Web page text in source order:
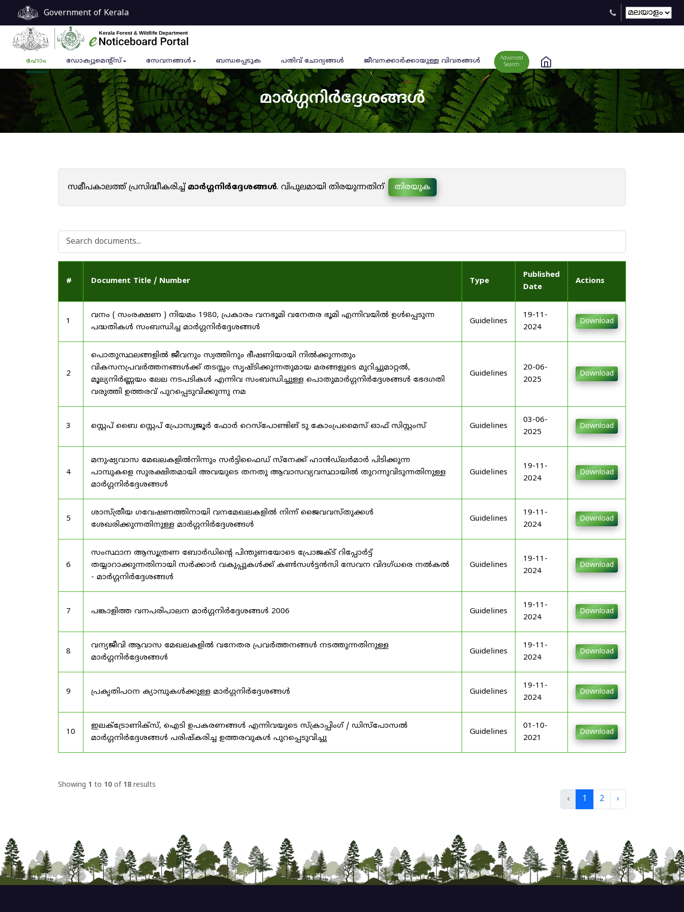
Government of Kerala
ഹോം ഡോക്യുമെൻ്റ്സ് സേവനങ്ങൾ ബന്ധപ്പെടുക പതിവ് ചോദ്യങ്ങൾ ജീവനക്കാര്‍ക്കായുള്ള വിവരങ്ങള്‍
Advanced
Search
മാർഗ്ഗനിർദ്ദേശങ്ങൾ
സമീപകാലത്ത് പ്രസിദ്ധീകരിച്ച്മാർഗ്ഗനിർദ്ദേശങ്ങൾ. വിപുലമായി തിരയുന്നതിന് തിരയുക
# Document Title / Number Type
Published
Date
Actions
1
വനം ( സംരക്ഷണ ) നിയമം 1980, പ്രകാരം വനഭൂമി വനേതര ഭൂമി എന്നിവയിൽ ഉൾപ്പെടുന്ന
പദ്ധതികൾ സംബന്ധിച്ച മാർഗ്ഗനിർദ്ദേശങ്ങൾ
Guidelines
19-11-
2024
Download
2
പൊതുസ്ഥലങ്ങളിൽ ജീവനും സ്വത്തിനും ഭീഷണിയായി നിൽക്കുന്നതും
വികസനപ്രവർത്തനങ്ങൾക്ക് തടസ്സം സൃഷ്ടിക്കുന്നതുമായ മരങ്ങളുടെ മുറിച്ചുമാറ്റൽ,
മൂല്യനിർണ്ണയം ലേല നടപടികൾ എന്നിവ സംബന്ധിച്ചുള്ള പൊതുമാർഗ്ഗനിർദ്ദേശങ്ങൾ ഭേദഗതി
വരുത്തി ഉത്തരവ് പുറപ്പെടുവിക്കുന്നു നമ
Guidelines
20-06-
2025
Download
3 സ്റ്റെപ് ബൈ സ്റ്റെപ് പ്രോസുജൂർ ഫോർ റെസ്‌പോണ്ടിങ് ടു കോംപ്രമൈസ് ഓഫ് സിസ്റ്റംസ് Guidelines
03-06-
2025
Download
4
മനുഷ്യവാസ മേഖലകളിൽനിന്നും സർട്ടിഫൈഡ് സ്നേക്ക് ഹാൻഡ്‌ലർമാർ പിടിക്കുന്ന
പാമ്പുകളെ സുരക്ഷിതമായി അവയുടെ തനതു ആവാസവ്യവസ്ഥായിൽ തുറന്നുവിടുന്നതിനുള്ള
മാർഗ്ഗനിർദ്ദേശങ്ങൾ
Guidelines
19-11-
2024
Download
5
ശാസ്ത്രീയ ഗവേഷണത്തിനായി വനമേഖലകളിൽ നിന്ന് ജൈവവസ്തുക്കൾ
ശേഖരിക്കുന്നതിനുള്ള മാർഗ്ഗനിർദ്ദേശങ്ങൾ
Guidelines
19-11-
2024
Download
6
സംസ്ഥാന ആസൂത്രണ ബോർഡിൻ്റെ പിന്തുണയോടെ പ്രോജക്ട് റിപ്പോർട്ട്
തയ്യാറാക്കുന്നതിനായി സർക്കാർ വകുപ്പുകൾക്ക് കൺസൾട്ടൻസി സേവന വിദഗ്ധരെ നൽകൽ
- മാർഗ്ഗനിർദ്ദേശങ്ങൾ
Guidelines
19-11-
2024
Download
7 പങ്കാളിത്ത വനപരിപാലന മാർഗ്ഗനിർദ്ദേശങ്ങൾ 2006 Guidelines
19-11-
2024
Download
8
വന്യജീവി ആവാസ മേഖലകളിൽ വനേതര പ്രവർത്തനങ്ങൾ നടത്തുന്നതിനുള്ള
മാർഗ്ഗനിർദ്ദേശങ്ങൾ
Guidelines
19-11-
2024
Download
9 പ്രകൃതിപഠന ക്യാമ്പുകൾക്കുള്ള മാർഗ്ഗനിർദ്ദേശങ്ങൾ Guidelines
19-11-
2024
Download
10
ഇലക്‌ട്രോണിക്‌സ്, ഐടി ഉപകരണങ്ങൾ എന്നിവയുടെ സ്‌ക്രാപ്പിംഗ് / ഡിസ്‌പോസൽ
മാർഗ്ഗനിർദ്ദേശങ്ങൾ പരിഷ്‌കരിച്ച ഉത്തരവുകൾ പുറപ്പെടുവിച്ചു
Guidelines
01-10-
2021
Download
Showing 1 to 10 of 18 results
‹ 1 2 ›